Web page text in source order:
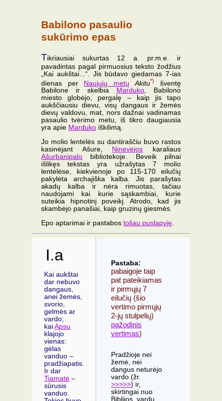
Babilono pasaulio
sukūrimo epas
Tikriausiai sukurtas 12 a. pr.m.e. ir
pavadintas pagal pirmuosius teksto žodžius
„Kai aukštai...“. Jis būdavo giedamas 7-ias
dienas per Naujųjų metų Akitu*)
šventę
Babilone ir skelbia
Marduko, Babilono
miesto globėjo, pergalę – kaip jis tapo
aukščiausiu dievu, visų dangaus ir žemės
dievų valdovu, mat, nors dažnai vadinamas
pasaulio tvėrimo metu, iš tikro daugiausia
yra apie Marduko iškilimą.
Jo molio lentelės su dantiraščiu buvo rastos
kasinėjant Ašure,
Ninevėjos karaliaus
Ašurbanipalo bibliotekoje. Beveik pilnai
išlikęs tekstas yra užrašytas 7 molio
lentelėse, kiekvienoje po 115-170 eilučių
pakylėta archajiška kalba. Jis parašytas
akadų kalba ir nėra rimuotas, tačiau
naudojami kai kurie sąskambiai, kurie
suteikia hipnotinį poveikį. Atrodo, kad jis
skambėjo panašiai, kaip gruzinų giesmės.
Epo aptarimai ir pastabostoliau puslapyje
I.a
Kai aukštai
dar nebuvo
dangaus,
anei žemės,
svorio,
gelmės ar
vardo;
kaiApsu
klajojo
vienas:
gėlas
vanduo –
pradžiapatis.
Ir dar
Tiamatė –
sūrusis
vanduo.
Pastaba:
pabaigoje taip
pat pateikiamas
ir pirmųjų 7
eilučių (šio
vertimo pirmųjų
2-jų stulpelių)
pažodinis
vertimas)
Pradžioje nei
žemė, nei
dangus neturėjo
vardo (žr.
>>>>>) ir,
skirtingai nuo
Biblijos, vardų